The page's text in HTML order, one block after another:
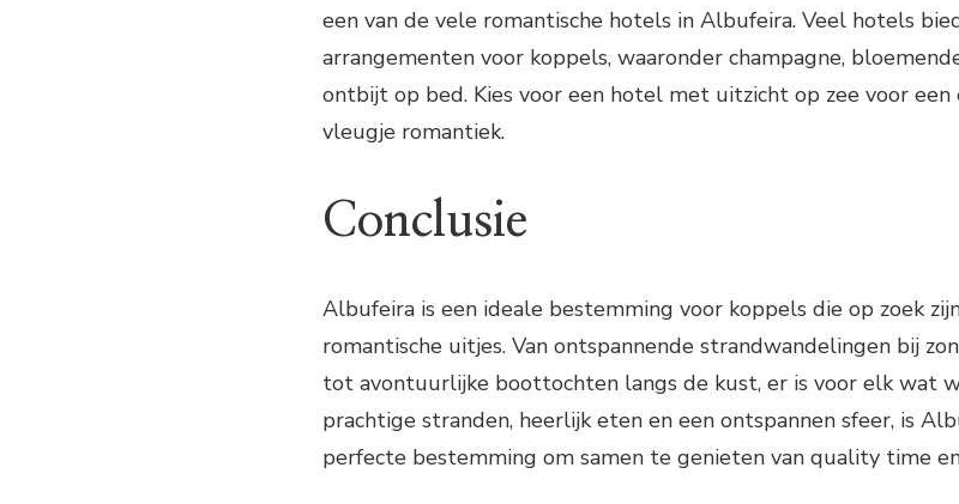
een van de vele romantische hotels in Albufeira. Veel hotels
arrangementen voor koppels, waaronder champagne,
ontbijt op bed. Kies voor een hotel met uitzicht op zee voor een
vleugje romantiek.
Conclusie
Albufeira is een ideale bestemming voor koppels die op zoek
romantische uitjes. Van ontspannende strandwandelingen bij
tot avontuurlijke boottochten langs de kust, er is voor elk wat
prachtige stranden, heerlijk eten en een ontspannen sfeer, is
perfecte bestemming om samen te genieten van quality time